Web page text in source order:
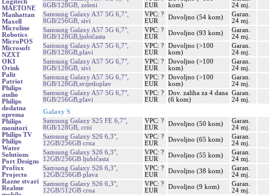
Logitech
MAETONE
Manhattan
Maxell
Microline
Robotics
MicroPOS
Microsoft
NZXT
OKI
Orink
Palit
Patriot
Philips
audio
Philips
dodatna
oprema
Philips
monitori
Philips TV
Philips
Water
Solutions
Port Designs
Profixx
Projecto
Razne stvari
Realme
6GB/128GB, zeleni
EUR
kom)
24 mj.
Samsung Galaxy A37 5G 6,7",
8GB/256GB, sivi
VPC: ?
EUR
Dovoljno (54 kom)
Garan.
24 mj.
Samsung Galaxy A57 5G 6,7",
8GB/128GB,ljubičasta
VPC: ?
EUR
Dovoljno (93 kom)
Garan.
24 mj.
Samsung Galaxy A57 5G 6,7",
8GB/128GB,plavi
VPC: ?
EUR
Dovoljno (>100
kom)
Garan.
24 mj.
Samsung Galaxy A57 5G 6,7",
8GB/128GB, sivi
VPC: ?
EUR
Dovoljno (>100
kom)
Garan.
24 mj.
Samsung Galaxy A57 5G 6,7",
8GB/128GB,svijetloplav
VPC: ?
EUR
Dovoljno (>100
kom)
Garan.
24 mj.
Samsung Galaxy A57 5G 6,7",
8GB/256GB,plavi
VPC: ?
EUR
Dov. zaliha za 4 dana
(6 kom)
Garan.
24 mj.
Galaxy S
Samsung Galaxy S25 FE 6,7",
8GB/128GB, crni
VPC: ?
EUR
Dovoljno (50 kom)
Garan.
24 mj.
Samsung Galaxy S26 6,3",
12GB/256GB crna
VPC: ?
EUR
Dovoljno (65 kom)
Garan.
24 mj.
Samsung Galaxy S26 6,3",
12GB/256GB ljubičasta
VPC: ?
EUR
Dovoljno (55 kom)
Garan.
24 mj.
Samsung Galaxy S26 6,3",
12GB/256GB plava
VPC: ?
EUR
Dovoljno (38 kom)
Garan.
24 mj.
Samsung Galaxy S26 6,3",
12GB/512GB crna
VPC: ?
EUR
Dovoljno (9 kom)
Garan.
24 mj.